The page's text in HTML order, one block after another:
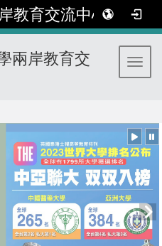
教育交流中心
兩岸教育交